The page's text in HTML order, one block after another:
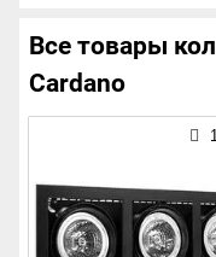
Все товары
Cardano